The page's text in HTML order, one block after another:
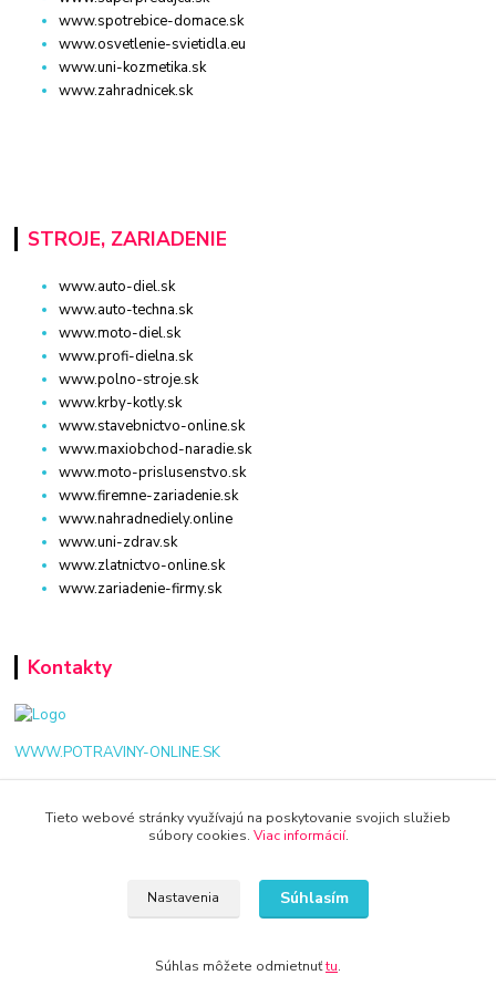
www.spotrebice-domace.sk
www.osvetlenie-svietidla.eu
www.uni-kozmetika.sk
www.zahradnicek.sk
STROJE, ZARIADENIE
www.auto-diel.sk
www.auto-techna.sk
www.moto-diel.sk
www.profi-dielna.sk
www.polno-stroje.sk
www.krby-kotly.sk
www.stavebnictvo-online.sk
www.maxiobchod-naradie.sk
www.moto-prislusenstvo.sk
www.firemne-zariadenie.sk
www.nahradnediely.online
www.uni-zdrav.sk
www.zlatnictvo-online.sk
www.zariadenie-firmy.sk
Kontakty
WWW.POTRAVINY-ONLINE.SK
+421 940 949 000
Tieto webové stránky využívajú na poskytovanie svojich služieb
súbory cookies. Viac informácií.
Nastavenia Súhlasím
Súhlas môžete odmietnuťtu.